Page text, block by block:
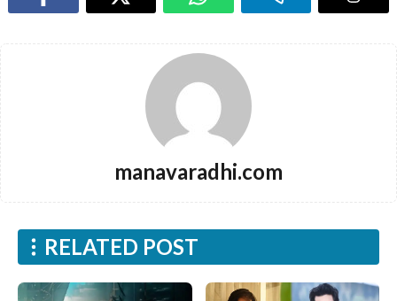
manavaradhi.com
RELATED POST